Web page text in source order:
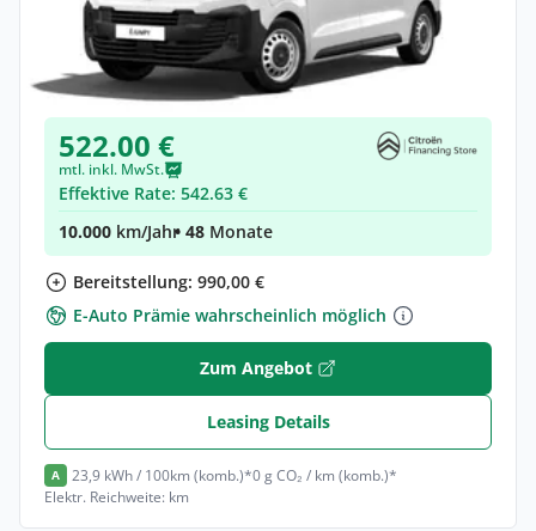
Citroën Jumpy Kombi Kombi (Länge M)
Elektro •Automatik •
Neuwagen(konfigurierbar)
522.00 €
mtl. inkl. MwSt.
Effektive Rate: 542.63 €
10.000 km/Jahr• 48 Monate
Bereitstellung: 990,00 €
E-Auto Prämie wahrscheinlich möglich
Zum Angebot
Leasing Details
A 23,9 kWh / 100km (komb.)*0 g CO₂ / km (komb.)*
Elektr. Reichweite: km